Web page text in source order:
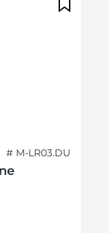
# M-LR03.DU